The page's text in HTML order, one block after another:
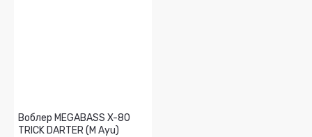
Воблер MEGABASS X-80
TRICK DARTER (M Ayu)